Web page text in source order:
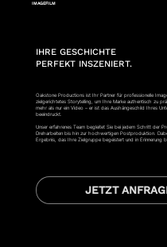
IMAGEFILM
IHRE GESCHICHTE
PERFEKT INSZENIERT.
Oakstone Productions ist Ihr Partner für professionelle
zielgerichtetes Storytelling, um Ihre Marke authentisch zu
mehr als nur ein Video – er ist das Aushängeschild Ihres
beeindruckt.
Unser erfahrenes Team begleitet Sie bei jedem Schritt der
Dreharbeiten bis hin zur hochwertigen Postproduktion.
Ergebnis, das Ihre Zielgruppe begeistert und in Erinnerung
JETZT